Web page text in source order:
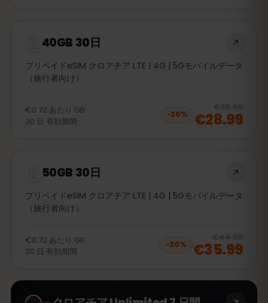
40GB 30日
プリペイドeSIM クロアチア LTE | 4G | 5Gモバイルデータ
（旅行者向け）
€0.72 あたり GB
30 日 有効期間
−20%
€35.99
€28.99
50GB 30日
プリペイドeSIM クロアチア LTE | 4G | 5Gモバイルデータ
（旅行者向け）
€0.72 あたり GB
30 日 有効期間
−20%
€44.99
€35.99